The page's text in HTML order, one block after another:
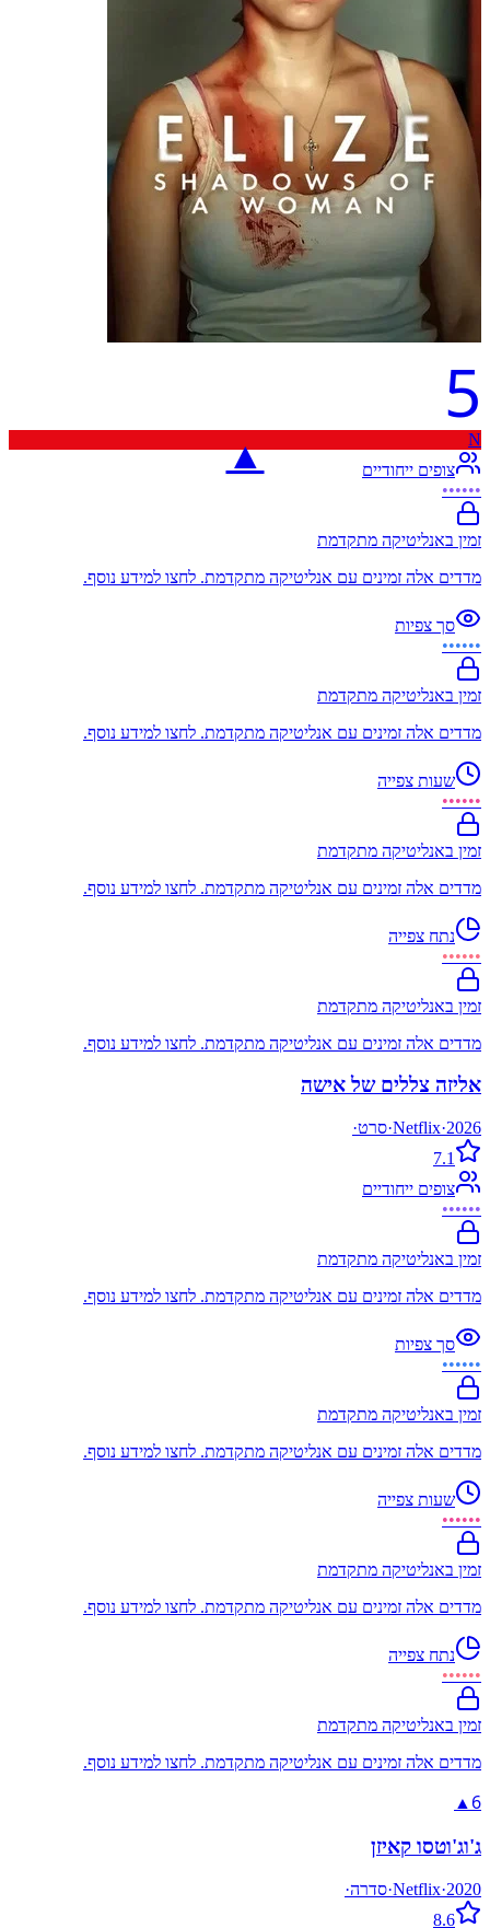
5
▲
N
צופים ייחודיים
••••••
זמין באנליטיקה מתקדמת
מדדים אלה זמינים עם אנליטיקה מתקדמת. לחצו למידע נוסף.
סך צפיות
••••••
זמין באנליטיקה מתקדמת
מדדים אלה זמינים עם אנליטיקה מתקדמת. לחצו למידע נוסף.
שעות צפייה
••••••
זמין באנליטיקה מתקדמת
מדדים אלה זמינים עם אנליטיקה מתקדמת. לחצו למידע נוסף.
נתח צפייה
••••••
זמין באנליטיקה מתקדמת
מדדים אלה זמינים עם אנליטיקה מתקדמת. לחצו למידע נוסף.
אליזה צללים של אישה
2026
·
Netflix
·סרט·
7.1
צופים ייחודיים
••••••
זמין באנליטיקה מתקדמת
מדדים אלה זמינים עם אנליטיקה מתקדמת. לחצו למידע נוסף.
סך צפיות
••••••
זמין באנליטיקה מתקדמת
מדדים אלה זמינים עם אנליטיקה מתקדמת. לחצו למידע נוסף.
שעות צפייה
••••••
זמין באנליטיקה מתקדמת
מדדים אלה זמינים עם אנליטיקה מתקדמת. לחצו למידע נוסף.
נתח צפייה
••••••
זמין באנליטיקה מתקדמת
מדדים אלה זמינים עם אנליטיקה מתקדמת. לחצו למידע נוסף.
6
▲
ג'וג'וטסו קאיזן
2020
·
Netflix
·סדרה·
8.6